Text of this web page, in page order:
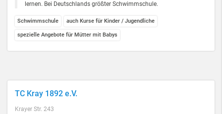
lernen. Bei Deutschlands größter Schwimmschule.
Schwimmschule auch Kurse für Kinder / Jugendliche
spezielle Angebote für Mütter mit Babys
TC Kray 1892 e.V.
Krayer Str. 243